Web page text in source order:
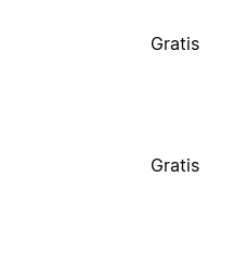
Gratis
Gratis